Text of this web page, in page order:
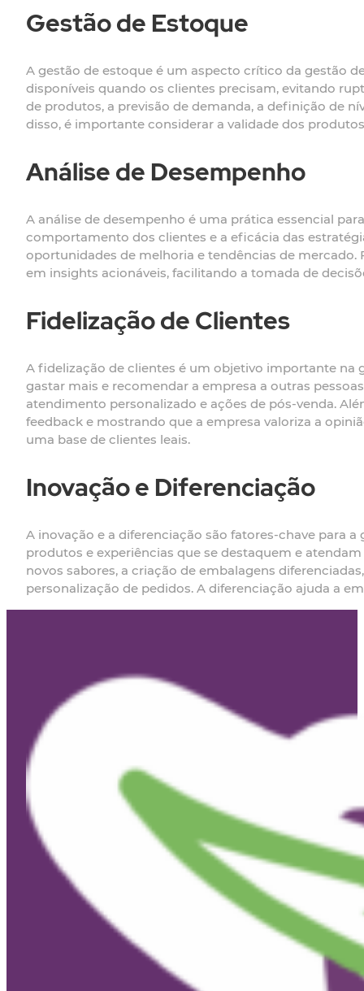
Gestão de Estoque
A gestão de estoque é um aspecto crítico da gestão
disponíveis quando os clientes precisam, evitando
de produtos, a previsão de demanda, a definição de
disso, é importante considerar a validade dos
Análise de Desempenho
A análise de desempenho é uma prática essencial
comportamento dos clientes e a eficácia das
oportunidades de melhoria e tendências de
em insights acionáveis, facilitando a tomada de
Fidelização de Clientes
A fidelização de clientes é um objetivo importante na
gastar mais e recomendar a empresa a outras
atendimento personalizado e ações de pós-venda.
feedback e mostrando que a empresa valoriza a
uma base de clientes leais.
Inovação e Diferenciação
A inovação e a diferenciação são fatores-chave para
produtos e experiências que se destaquem e
novos sabores, a criação de embalagens
personalização de pedidos. A diferenciação ajuda a